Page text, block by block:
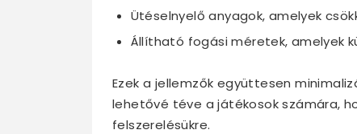
Ütéselnyelő anyagok, amelyek
Állítható fogási méretek, amelyek
Ezek a jellemzők együttesen
lehetővé téve a játékosok számára,
felszerelésükre.